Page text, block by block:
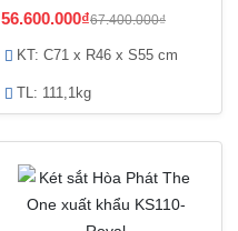
56.600.000₫67.400.000₫
KT: C71 x R46 x S55 cm
TL: 111,1kg